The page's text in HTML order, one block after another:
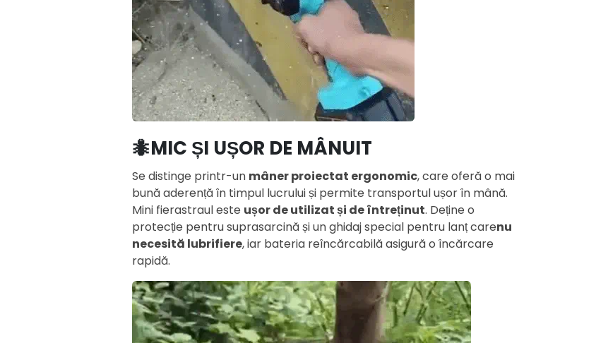
🐜MIC ȘI UȘOR DE MÂNUIT
Se distinge printr-un mâner proiectat ergonomic, care oferă o mai
bună aderență în timpul lucrului și permite transportul ușor în mână.
Mini fierastraul este ușor de utilizat și de întreținut. Deține o
protecție pentru suprasarcină și un ghidaj special pentru lanț carenu
necesită lubrifiere, iar bateria reîncărcabilă asigură o încărcare
rapidă.